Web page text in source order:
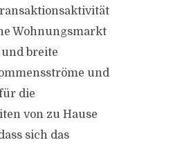
Wohnungsmarkt
breite
und
die
von zu Hause
sich das